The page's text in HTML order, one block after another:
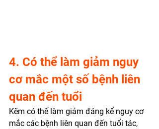
4. Có thể làm giảm nguy
cơ mắc một số bệnh liên
quan đến tuổi
Kẽm có thể làm giảm đáng kể nguy cơ
mắc các bệnh liên quan đến tuổi tác,